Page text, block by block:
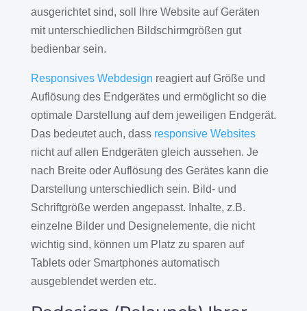
ausgerichtet sind, soll Ihre Website auf Geräten
mit unterschiedlichen Bildschirmgrößen gut
bedienbar sein.
Responsives Webdesign reagiert auf Größe und
Auflösung des Endgerätes und ermöglicht so die
optimale Darstellung auf dem jeweiligen Endgerät.
Das bedeutet auch, dass responsive Websites
nicht auf allen Endgeräten gleich aussehen. Je
nach Breite oder Auflösung des Gerätes kann die
Darstellung unterschiedlich sein. Bild- und
Schriftgröße werden angepasst. Inhalte, z.B.
einzelne Bilder und Designelemente, die nicht
wichtig sind, können um Platz zu sparen auf
Tablets oder Smartphones automatisch
ausgeblendet werden etc.